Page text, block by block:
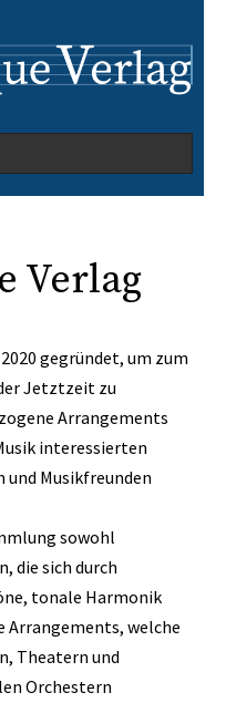
Verlag
gegründet, um zum
Jetztzeit zu
Arrangements
interessierten
und Musikfreunden
sowohl
die sich durch
tonale Harmonik
Arrangements, welche
Theatern und
Orchestern